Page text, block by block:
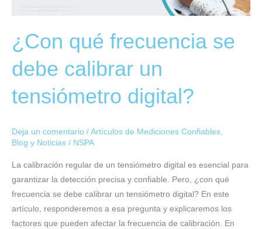
¿Con qué frecuencia se
debe calibrar un
tensiómetro digital?
Deja un comentario / Artículos de Mediciones Confiables
Blog y Noticias / NSPA
La calibración regular de un tensiómetro digital es esencial para
garantizar la detección precisa y confiable. Pero, ¿con qué
frecuencia se debe calibrar un tensiómetro digital? En este
artículo, responderemos a esa pregunta y explicaremos los
factores que pueden afectar la frecuencia de calibración. En
tensiómetro